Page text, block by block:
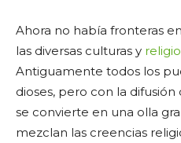
Ahora no había fronteras
las diversas culturas y
Antiguamente todos los
dioses, pero con la
se convierte en una olla
mezclan las creencias